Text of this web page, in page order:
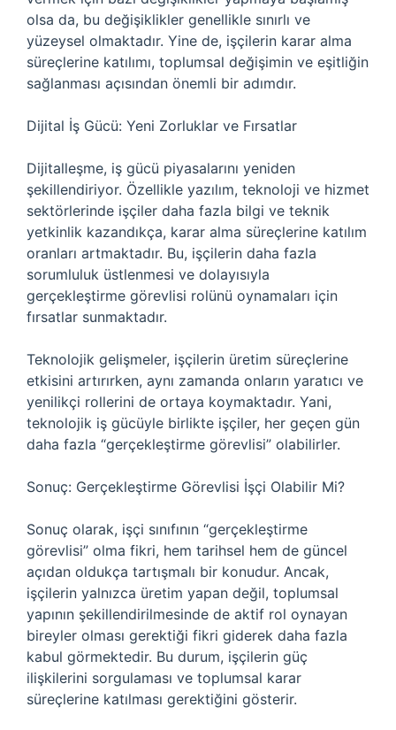
olsa da, bu değişiklikler genellikle sınırlı ve
yüzeysel olmaktadır. Yine de, işçilerin karar alma
süreçlerine katılımı, toplumsal değişimin ve eşitliğin
sağlanması açısından önemli bir adımdır.
Dijital İş Gücü: Yeni Zorluklar ve Fırsatlar
Dijitalleşme, iş gücü piyasalarını yeniden
şekillendiriyor. Özellikle yazılım, teknoloji ve hizmet
sektörlerinde işçiler daha fazla bilgi ve teknik
yetkinlik kazandıkça, karar alma süreçlerine katılım
oranları artmaktadır. Bu, işçilerin daha fazla
sorumluluk üstlenmesi ve dolayısıyla
gerçekleştirme görevlisi rolünü oynamaları için
fırsatlar sunmaktadır.
Teknolojik gelişmeler, işçilerin üretim süreçlerine
etkisini artırırken, aynı zamanda onların yaratıcı ve
yenilikçi rollerini de ortaya koymaktadır. Yani,
teknolojik iş gücüyle birlikte işçiler, her geçen gün
daha fazla “gerçekleştirme görevlisi” olabilirler.
Sonuç: Gerçekleştirme Görevlisi İşçi Olabilir Mi?
Sonuç olarak, işçi sınıfının “gerçekleştirme
görevlisi” olma fikri, hem tarihsel hem de güncel
açıdan oldukça tartışmalı bir konudur. Ancak,
işçilerin yalnızca üretim yapan değil, toplumsal
yapının şekillendirilmesinde de aktif rol oynayan
bireyler olması gerektiği fikri giderek daha fazla
kabul görmektedir. Bu durum, işçilerin güç
ilişkilerini sorgulaması ve toplumsal karar
süreçlerine katılması gerektiğini gösterir.